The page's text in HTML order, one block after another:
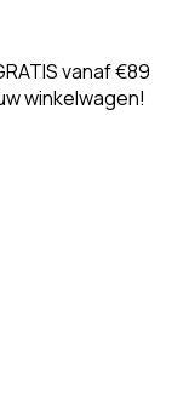
vanaf €89
winkelwagen!